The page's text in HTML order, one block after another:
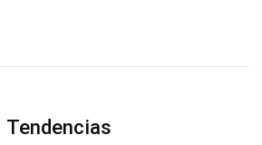
Tendencias